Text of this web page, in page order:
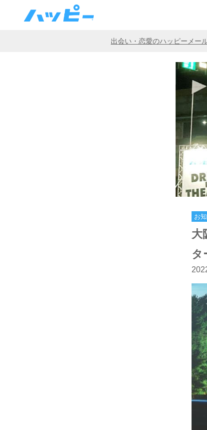
出会い・恋愛のハッピーメー
お
大
タ